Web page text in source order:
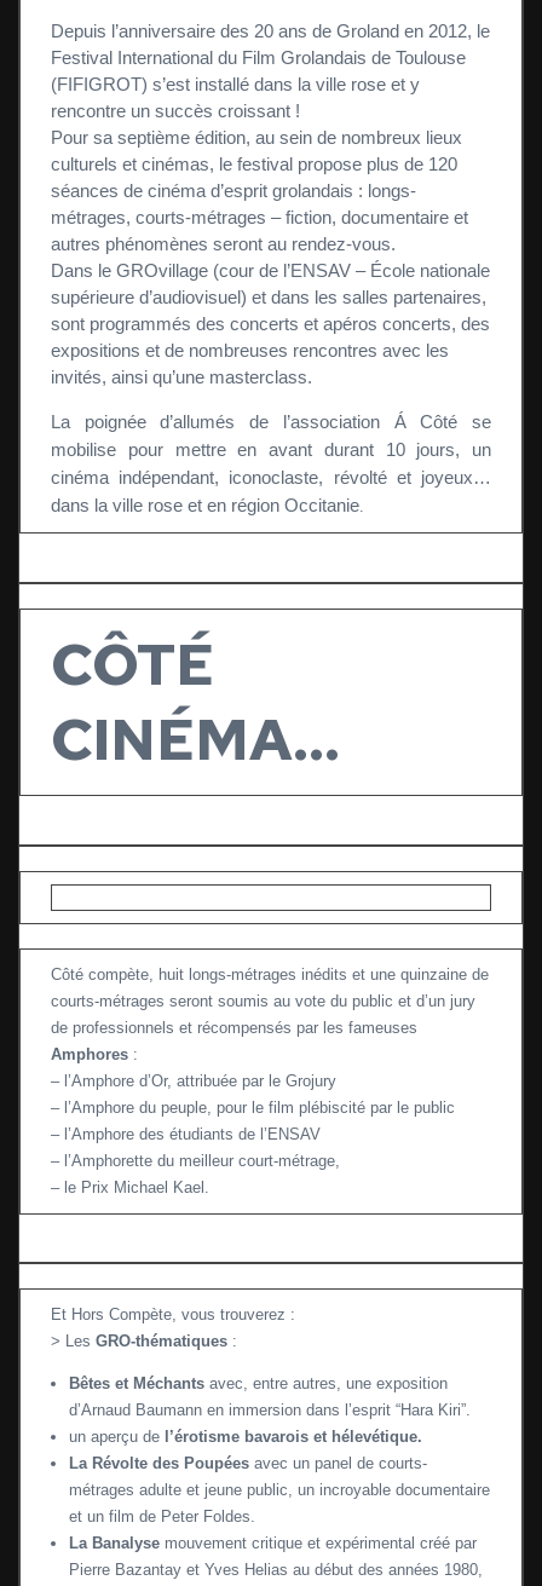
Depuis l’anniversaire des 20 ans de Groland en 2012, le
Festival International du Film Grolandais de Toulouse
(FIFIGROT) s’est installé dans la ville rose et y
rencontre un succès croissant !
Pour sa septième édition, au sein de nombreux lieux
culturels et cinémas, le festival propose plus de 120
séances de cinéma d’esprit grolandais : longs-
métrages, courts-métrages – fiction, documentaire et
autres phénomènes seront au rendez-vous.
Dans le GROvillage (cour de l’ENSAV – École nationale
supérieure d’audiovisuel) et dans les salles partenaires,
sont programmés des concerts et apéros concerts, des
expositions et de nombreuses rencontres avec les
invités, ainsi qu’une masterclass.
La poignée d’allumés de l’association Á Côté se
mobilise pour mettre en avant durant 10 jours, un
cinéma indépendant, iconoclaste, révolté et joyeux…
dans la ville rose et en région Occitanie.
CÔTÉ
CINÉMA…
Côté compète, huit longs-métrages inédits et une quinzaine de
courts-métrages seront soumis au vote du public et d’un jury
de professionnels et récompensés par les fameuses
Amphores :
– l’Amphore d’Or, attribuée par le Grojury
– l’Amphore du peuple, pour le film plébiscité par le public
– l’Amphore des étudiants de l’ENSAV
– l’Amphorette du meilleur court-métrage,
– le Prix Michael Kael.
Et Hors Compète, vous trouverez :
> Les GRO-thématiques :
Bêtes et Méchants avec, entre autres, une exposition
d’Arnaud Baumann en immersion dans l’esprit “Hara Kiri”.
un aperçu de l’érotisme bavarois et hélevétique.
La Révolte des Poupées avec un panel de courts-
métrages adulte et jeune public, un incroyable documentaire
et un film de Peter Foldes.
La Banalyse mouvement critique et expérimental créé par
Pierre Bazantay et Yves Helias au début des années 1980,